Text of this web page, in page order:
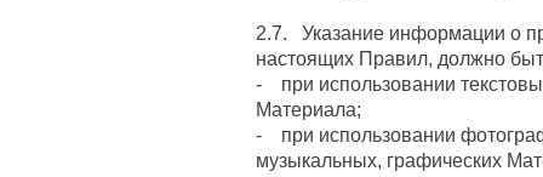
2.7. Указание информации о
настоящих Правил, должно
- при использовании
Материала;
- при использовании
музыкальных, графических